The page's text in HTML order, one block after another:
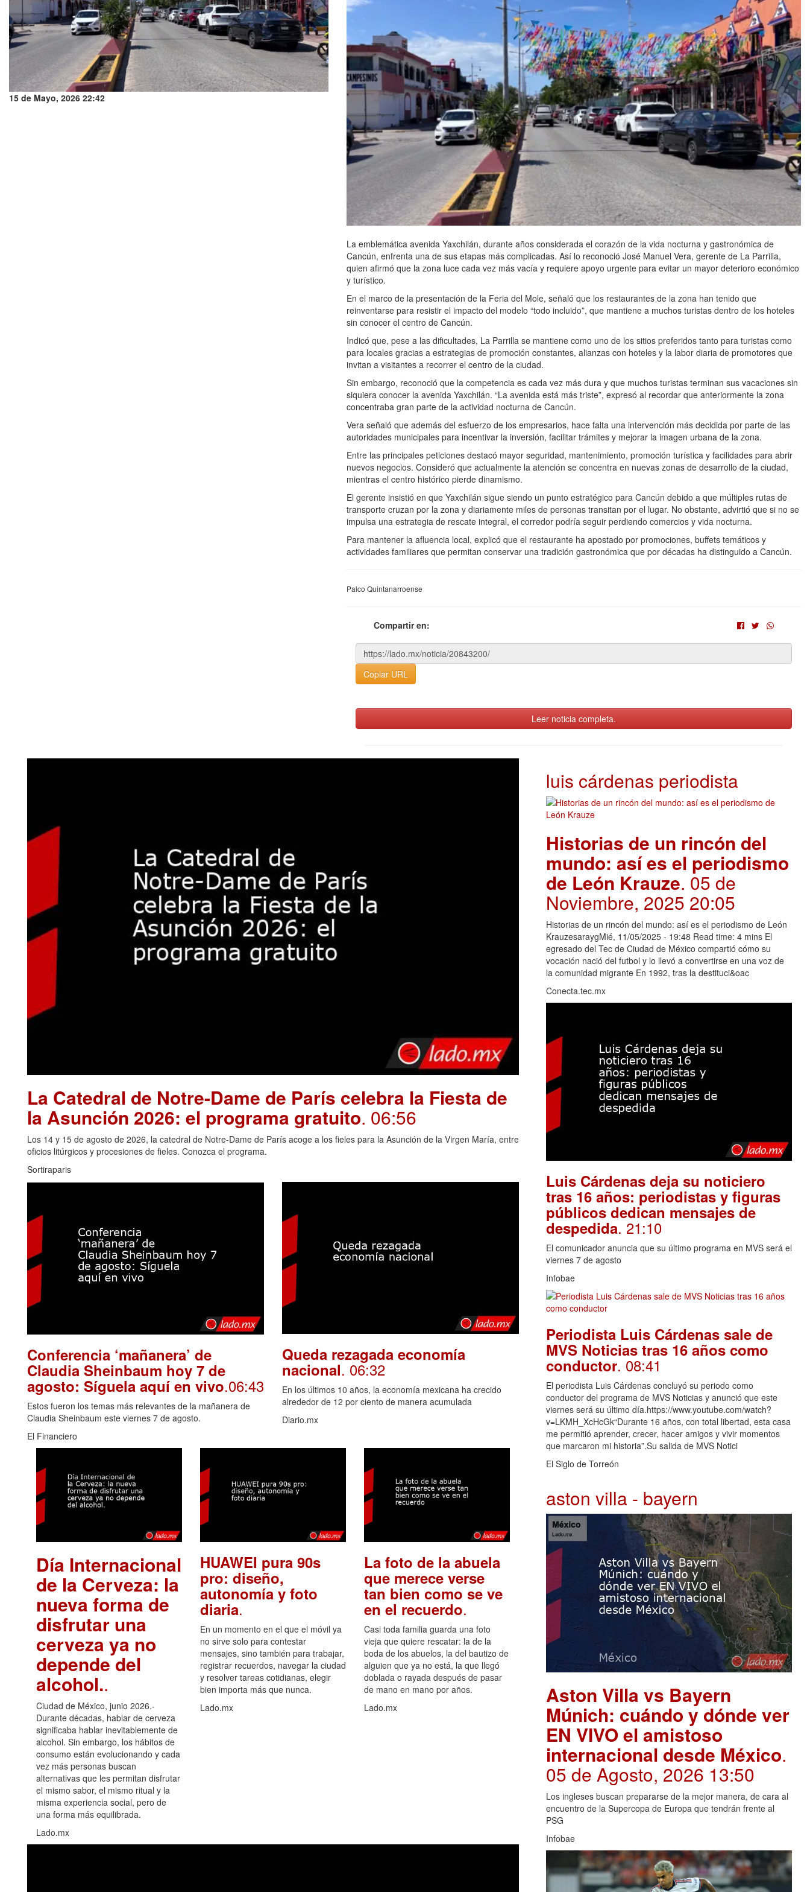
15 de Mayo, 2026 22:42
La emblemática avenida Yaxchilán, durante años considerada el corazón de la vida nocturna y gastronómica de
Cancún, enfrenta una de sus etapas más complicadas. Así lo reconoció José Manuel Vera, gerente de La Parrilla,
quien afirmó que la zona luce cada vez más vacía y requiere apoyo urgente para evitar un mayor deterioro económico
y turístico.
En el marco de la presentación de la Feria del Mole, señaló que los restaurantes de la zona han tenido que
reinventarse para resistir el impacto del modelo “todo incluido”, que mantiene a muchos turistas dentro de los hoteles
sin conocer el centro de Cancún.
Indicó que, pese a las dificultades, La Parrilla se mantiene como uno de los sitios preferidos tanto para turistas como
para locales gracias a estrategias de promoción constantes, alianzas con hoteles y la labor diaria de promotores que
invitan a visitantes a recorrer el centro de la ciudad.
Sin embargo, reconoció que la competencia es cada vez más dura y que muchos turistas terminan sus vacaciones sin
siquiera conocer la avenida Yaxchilán. “La avenida está más triste”, expresó al recordar que anteriormente la zona
concentraba gran parte de la actividad nocturna de Cancún.
Vera señaló que además del esfuerzo de los empresarios, hace falta una intervención más decidida por parte de las
autoridades municipales para incentivar la inversión, facilitar trámites y mejorar la imagen urbana de la zona.
Entre las principales peticiones destacó mayor seguridad, mantenimiento, promoción turística y facilidades para abrir
nuevos negocios. Consideró que actualmente la atención se concentra en nuevas zonas de desarrollo de la ciudad,
mientras el centro histórico pierde dinamismo.
El gerente insistió en que Yaxchilán sigue siendo un punto estratégico para Cancún debido a que múltiples rutas de
transporte cruzan por la zona y diariamente miles de personas transitan por el lugar. No obstante, advirtió que si no se
impulsa una estrategia de rescate integral, el corredor podría seguir perdiendo comercios y vida nocturna.
Para mantener la afluencia local, explicó que el restaurante ha apostado por promociones, buffets temáticos y
actividades familiares que permitan conservar una tradición gastronómica que por décadas ha distinguido a Cancún.
Palco Quintanarroense
Compartir en:
Copiar URL
Leer noticia completa.
La Catedral de Notre-Dame de París celebra la Fiesta de
la Asunción 2026: el programa gratuito. 06:56
Los 14 y 15 de agosto de 2026, la catedral de Notre-Dame de París acoge a los fieles para la Asunción de la Virgen María, entre
oficios litúrgicos y procesiones de fieles. Conozca el programa.
Sortiraparis
Conferencia ‘mañanera’ de
Claudia Sheinbaum hoy 7 de
agosto: Síguela aquí en vivo.06:43
Estos fueron los temas más relevantes de la mañanera de
Claudia Sheinbaum este viernes 7 de agosto.
El Financiero
Queda rezagada economía
nacional. 06:32
En los últimos 10 años, la economía mexicana ha crecido
alrededor de 12 por ciento de manera acumulada
Diario.mx
Día Internacional
de la Cerveza: la
nueva forma de
disfrutar una
cerveza ya no
depende del
alcohol..
Ciudad de México, junio 2026.-
Durante décadas, hablar de cerveza
significaba hablar inevitablemente de
alcohol. Sin embargo, los hábitos de
consumo están evolucionando y cada
vez más personas buscan
alternativas que les permitan disfrutar
el mismo sabor, el mismo ritual y la
misma experiencia social, pero de
una forma más equilibrada.
Lado.mx
HUAWEI pura 90s
pro: diseño,
autonomía y foto
diaria.
En un momento en el que el móvil ya
no sirve solo para contestar
mensajes, sino también para trabajar,
registrar recuerdos, navegar la ciudad
y resolver tareas cotidianas, elegir
bien importa más que nunca.
Lado.mx
La foto de la abuela
que merece verse
tan bien como se ve
en el recuerdo.
Casi toda familia guarda una foto
vieja que quiere rescatar: la de la
boda de los abuelos, la del bautizo de
alguien que ya no está, la que llegó
doblada o rayada después de pasar
de mano en mano por años.
Lado.mx
luis cárdenas periodista
Historias de un rincón del
mundo: así es el periodismo
de León Krauze. 05 de
Noviembre, 2025 20:05
Historias de un rincón del mundo: así es el periodismo de León
KrauzesaraygMié, 11/05/2025 - 19:48 Read time: 4 mins El
egresado del Tec de Ciudad de México compartió cómo su
vocación nació del futbol y lo llevó a convertirse en una voz de
la comunidad migrante En 1992, tras la destituci&oac
Conecta.tec.mx
Luis Cárdenas deja su noticiero
tras 16 años: periodistas y figuras
públicos dedican mensajes de
despedida. 21:10
El comunicador anuncia que su último programa en MVS será el
viernes 7 de agosto
Infobae
Periodista Luis Cárdenas sale de
MVS Noticias tras 16 años como
conductor. 08:41
El periodista Luis Cárdenas concluyó su periodo como
conductor del programa de MVS Noticias y anunció que este
viernes será su último día.https://www.youtube.com/watch?
v=LKMH_XcHcGk“Durante 16 años, con total libertad, esta casa
me permitió aprender, crecer, hacer amigos y vivir momentos
que marcaron mi historia”.Su salida de MVS Notici
El Siglo de Torreón
aston villa - bayern
Aston Villa vs Bayern
Múnich: cuándo y dónde ver
EN VIVO el amistoso
internacional desde México.
05 de Agosto, 2026 13:50
Los ingleses buscan prepararse de la mejor manera, de cara al
encuentro de la Supercopa de Europa que tendrán frente al
PSG
Infobae